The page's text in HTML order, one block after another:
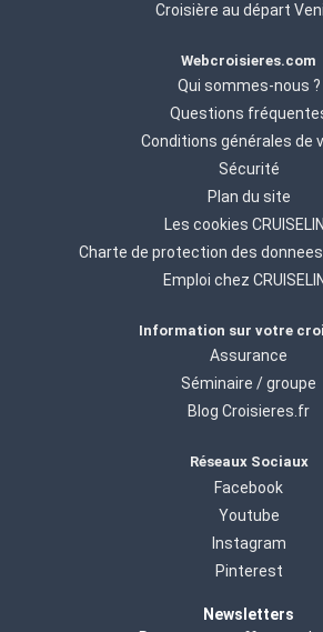
Croisière au départ
Webcroisieres.com
Qui sommes-nous ?
Questions
Conditions générales de
Sécurité
Plan du site
Les cookies
Charte de protection des
Emploi chez
Information sur votre
Assurance
Séminaire / groupe
Blog Croisieres.fr
Réseaux Sociaux
Facebook
Youtube
Instagram
Pinterest
Newsletters